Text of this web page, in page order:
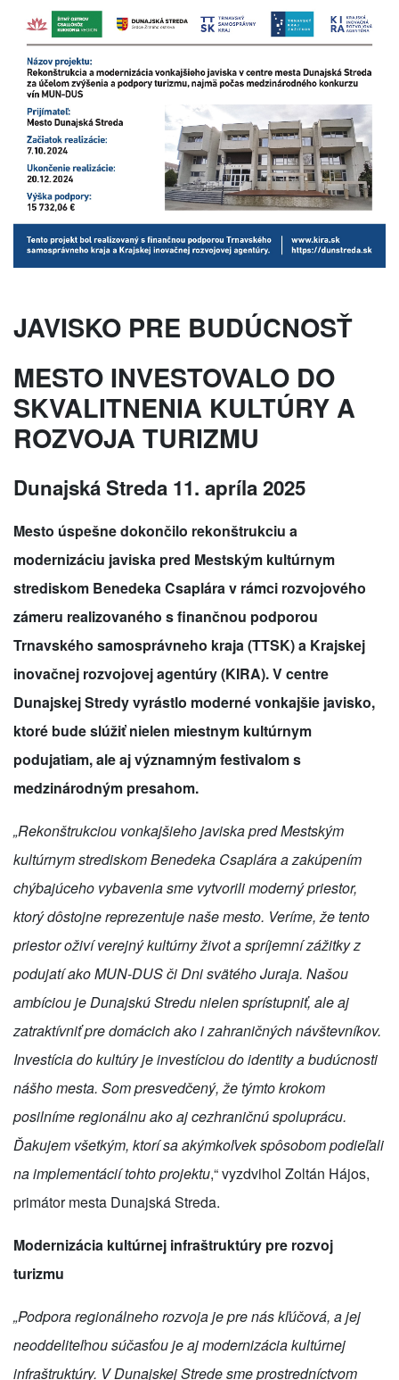
JAVISKO PRE BUDÚCNOSŤ
MESTO INVESTOVALO DO
SKVALITNENIA KULTÚRY A
ROZVOJA TURIZMU
Dunajská Streda 11. apríla 2025
Mesto úspešne dokončilo rekonštrukciu a
modernizáciu javiska pred Mestským kultúrnym
strediskom Benedeka Csaplára v rámci rozvojového
zámeru realizovaného s finančnou podporou
Trnavského samosprávneho kraja (TTSK) a Krajskej
inovačnej rozvojovej agentúry (KIRA). V centre
Dunajskej Stredy vyrástlo moderné vonkajšie javisko,
ktoré bude slúžiť nielen miestnym kultúrnym
podujatiam, ale aj významným festivalom s
medzinárodným presahom.
„Rekonštrukciou vonkajšieho javiska pred Mestským
kultúrnym strediskom Benedeka Csaplára a zakúpením
chýbajúceho vybavenia sme vytvorili moderný priestor,
ktorý dôstojne reprezentuje naše mesto. Veríme, že tento
priestor oživí verejný kultúrny život a spríjemní zážitky z
podujatí ako MUN-DUS či Dni svätého Juraja. Našou
ambíciou je Dunajskú Stredu nielen sprístupniť, ale aj
zatraktívniť pre domácich ako i zahraničných návštevníkov.
Investícia do kultúry je investíciou do identity a budúcnosti
nášho mesta. Som presvedčený, že týmto krokom
posilníme regionálnu ako aj cezhraničnú spoluprácu.
Ďakujem všetkým, ktorí sa akýmkoľvek spôsobom podieľali
na implementácií tohto projektu,“ vyzdvihol Zoltán Hájos,
primátor mesta Dunajská Streda.
Modernizácia kultúrnej infraštruktúry pre rozvoj
turizmu
„Podpora regionálneho rozvoja je pre nás kľúčová, a jej
neoddeliteľnou súčasťou je aj modernizácia kultúrnej
infraštruktúry. V Dunajskej Strede sme prostredníctvom